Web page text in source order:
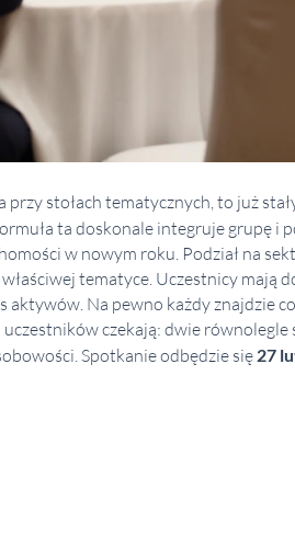
stołach tematycznych, to już
ta doskonale integruje grupę
w nowym roku. Podział na
tematyce. Uczestnicy mają
Na pewno każdy znajdzie
czekają: dwie równolegle
Spotkanie odbędzie się 27